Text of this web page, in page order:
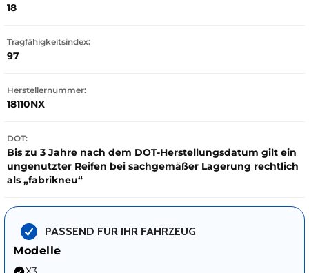
18
Tragfähigkeitsindex:
97
Herstellernummer:
18110NX
DOT:
Bis zu 3 Jahre nach dem DOT-Herstellungsdatum gilt ein
ungenutzter Reifen bei sachgemäßer Lagerung rechtlich
als „fabrikneu“
PASSEND FUR IHR FAHRZEUG
Modelle